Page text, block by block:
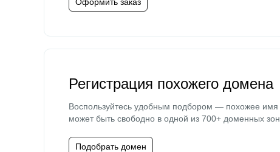
Регистрация похожего домена
Воспользуйтесь удобным подбором — похожее имя
может быть свободно в одной из 700+ доменных зон.
Подобрать домен